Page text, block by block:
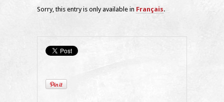
Sorry, this entry is only available in Français.